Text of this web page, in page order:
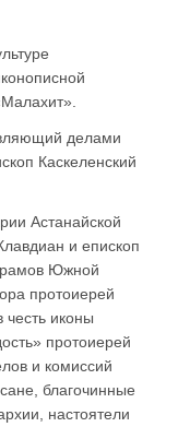
делами
Каскеленский
Астанайской
и епископ
Южной
протоиерей
честь иконы
протоиерей
и комиссий
благочинные
настоятели